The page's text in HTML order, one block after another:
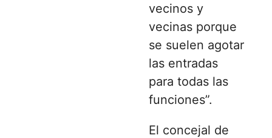
vecinos y
vecinas porque
se suelen agotar
las entradas
para todas las
funciones”.
El concejal de